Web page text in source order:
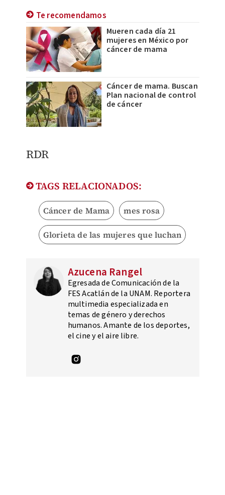
Te recomendamos
Mueren cada día 21
mujeres en México por
cáncer de mama
Cáncer de mama. Buscan
Plan nacional de control
de cáncer
RDR
TAGS RELACIONADOS:
Cáncer de Mama mes rosa
Glorieta de las mujeres que luchan
Azucena Rangel
Egresada de Comunicación de la
FES Acatlán de la UNAM. Reportera
multimedia especializada en
temas de género y derechos
humanos. Amante de los deportes,
el cine y el aire libre.